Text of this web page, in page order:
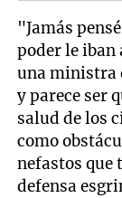
"Jamás
poder le iban
una ministra
y parece ser
salud de los
como
nefastos que
defensa